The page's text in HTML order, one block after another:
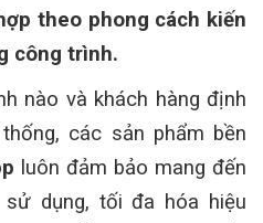
theo phong cách kiến
công trình.
nào và khách hàng định
các sản phẩm bền
luôn đảm bảo mang đến
dụng, tối đa hóa hiệu